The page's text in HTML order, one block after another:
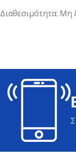
Διαθεσιμότητα: Μη